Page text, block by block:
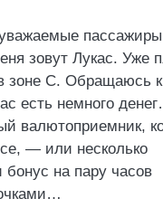
зовут Лукас. Уже
зоне С. Обращаюсь
есть немного
валютоприемник,
— или несколько
бонус на пару часов